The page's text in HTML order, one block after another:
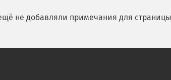
не добавляли примечания для страницы